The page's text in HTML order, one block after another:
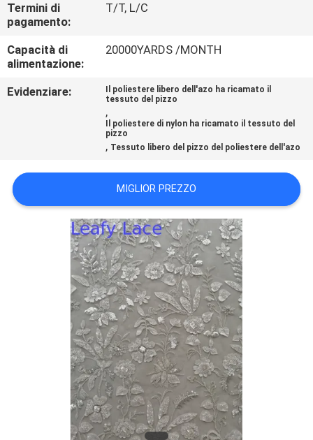
RICHIEDERE
UN
PREVENTIVO
SITO
INFORMATIVA
PRIVACY
Termini di
pagamento:
T/T, L/C
Capacità di
alimentazione:
20000YARDS /MONTH
Evidenziare:
Il poliestere libero dell'azo ha ricamato il
tessuto del pizzo
,
Il poliestere di nylon ha ricamato il tessuto del
pizzo
, Tessuto libero del pizzo del poliestere dell'azo
MIGLIOR PREZZO